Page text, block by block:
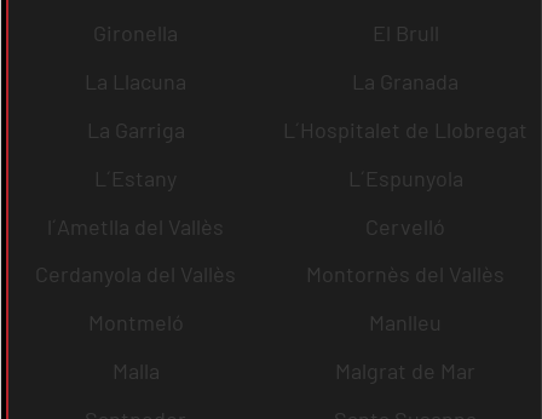
Gironella
El Brull
La Llacuna
La Granada
La Garriga
L´Hospitalet de Llobregat
L´Estany
L´Espunyola
l´Ametlla del Vallès
Cervelló
Cerdanyola del Vallès
Montornès del Vallès
Montmeló
Manlleu
Malla
Malgrat de Mar